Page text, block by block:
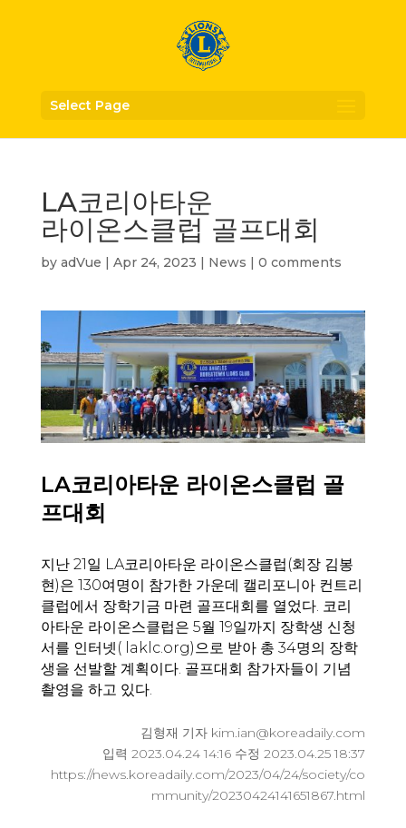
Select Page
LA코리아타운
라이온스클럽 골프대회
by adVue | Apr 24, 2023 | News | 0 comments
LA코리아타운 라이온스클럽 골
프대회
지난 21일 LA코리아타운 라이온스클럽(회장 김봉
현)은 130여명이 참가한 가운데 캘리포니아 컨트리
클럽에서 장학기금 마련 골프대회를 열었다. 코리
아타운 라이온스클럽은 5월 19일까지 장학생 신청
서를 인터넷( laklc.org)으로 받아 총 34명의 장학
생을 선발할 계획이다. 골프대회 참가자들이 기념
촬영을 하고 있다.
김형재 기자 kim.ian@koreadaily.com
입력 2023.04.24 14:16 수정 2023.04.25 18:37
https://news.koreadaily.com/2023/04/24/society/co
mmunity/20230424141651867.html